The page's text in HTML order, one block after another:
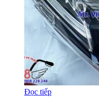
Đọc tiếp